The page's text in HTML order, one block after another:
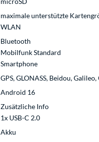
maximale unterstützte
WLAN
Bluetooth
Mobilfunk Standard
Smartphone
GPS, GLONASS, Beidou, Galileo,
Android 16
Zusätzliche Info
1x USB-C 2.0
Akku